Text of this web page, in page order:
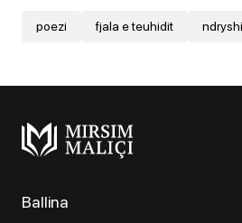
poezi fjala e teuhidit
Ballina